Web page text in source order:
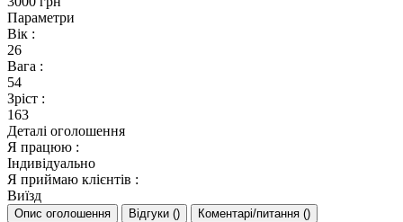
Параметри
Вік :
26
Вага :
54
Зріст :
163
Деталі оголошення
Я працюю :
Індивідуально
Я приймаю клієнтів :
Виїзд
Опис оголошення Відгуки () Коментарі/питання ()